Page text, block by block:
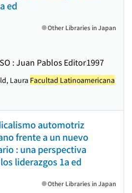
ed
: Juan Pablos Editor1997
Other Libraries in Japan
Laura Facultad Latinoamericana
automotriz
frente a un nuevo
: una perspectiva
liderazgos 1a ed
Other Libraries in Japan